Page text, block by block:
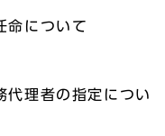
命について
理者の指定につい